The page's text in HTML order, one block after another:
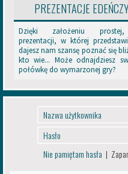
t
a
n
e
i
PREZENTACJE
Dzięki założeniu
prezentacji, w której
dajesz nam szansę poznać się
kto wie... Może odnajdziesz
połówkę do wymarzonej gry?
Nie pamiętam hasła |